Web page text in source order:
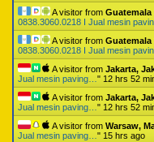
A visitor from Guatemala
0838.3060.0218 I Jual mesin
A visitor from Guatemala
0838.3060.0218 I Jual mesin
A visitor from Jakarta,
Jual mesin paving… " 12 hrs 52
A visitor from Jakarta,
Jual mesin paving… " 12 hrs 52
A visitor from Warsaw,
Jual mesin paving… " 15 hrs ago